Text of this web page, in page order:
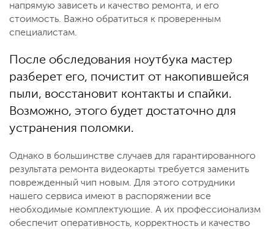
напрямую зависеть и качество ремонта, и его
стоимость. Важно обратиться к проверенным
специалистам.
После обследования ноутбука мастер
разберет его, почистит от накопившейся
пыли, восстановит контакты и спайки.
Возможно, этого будет достаточно для
устранения поломки.
Однако в большинстве случаев для гарантированного
результата ремонта видеокарты требуется заменить
поврежденный чип новым. Для этого сотрудники
нашего сервиса имеют в распоряжении все
необходимые комплектующие. А их профессионализм
обеспечит оперативность, корректность и качество